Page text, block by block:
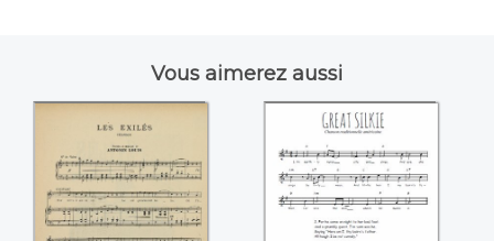
Vous aimerez aussi
Les exilés ((Antonin
Louis))
Great Silkie